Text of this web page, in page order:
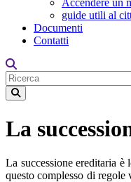
Accendere un
guide utili al
Documenti
Contatti
La
La successione ereditaria
questo complesso di